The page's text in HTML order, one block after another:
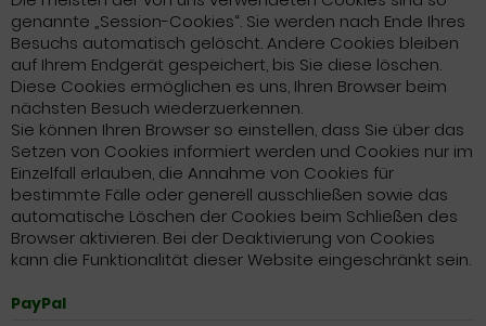
genannte „Session-Cookies“. Sie werden nach Ende Ihres
Besuchs automatisch gelöscht. Andere Cookies bleiben
auf Ihrem Endgerät gespeichert, bis Sie diese löschen.
Diese Cookies ermöglichen es uns, Ihren Browser beim
nächsten Besuch wiederzuerkennen.
Sie können Ihren Browser so einstellen, dass Sie über das
Setzen von Cookies informiert werden und Cookies nur im
Einzelfall erlauben, die Annahme von Cookies für
bestimmte Fälle oder generell ausschließen sowie das
automatische Löschen der Cookies beim Schließen des
Browser aktivieren. Bei der Deaktivierung von Cookies
kann die Funktionalität dieser Website eingeschränkt sein.
PayPal